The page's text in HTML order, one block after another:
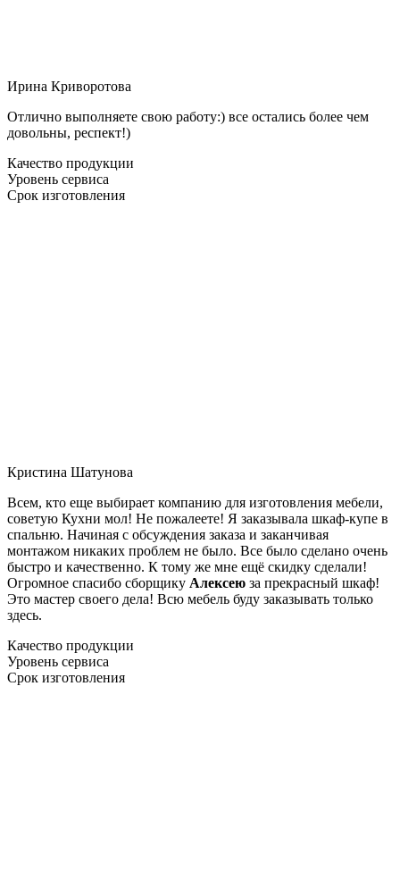
Ирина Криворотова
Отлично выполняете свою работу:) все остались более чем
довольны, респект!)
Качество продукции
Уровень сервиса
Срок изготовления
Кристина Шатунова
Всем, кто еще выбирает компанию для изготовления мебели,
советую Кухни мол! Не пожалеете! Я заказывала шкаф-купе в
спальню. Начиная с обсуждения заказа и заканчивая
монтажом никаких проблем не было. Все было сделано очень
быстро и качественно. К тому же мне ещё скидку сделали!
Огромное спасибо сборщику Алексею за прекрасный шкаф!
Это мастер своего дела! Всю мебель буду заказывать только
здесь.
Качество продукции
Уровень сервиса
Срок изготовления